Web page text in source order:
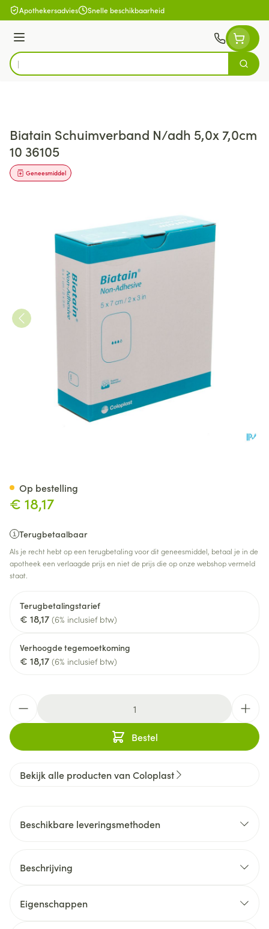
Ga naar de inhoud
Apothekersadvies Snelle beschikbaarheid
Menu
Product, merk, categorie...
Zoek
Biatain Schuimverband N/adh 5,0x 7,0cm
10 36105
Geneesmiddel
€ 18,17
Terugbetaalbaar
Als je recht hebt op een terugbetaling voor dit geneesmiddel, betaal je in de
apotheek een verlaagde prijs en niet de prijs die op onze webshop vermeld
staat.
Terugbetalingstarief
€ 18,17 (6% inclusief btw)
Verhoogde tegemoetkoming
€ 18,17 (6% inclusief btw)
Bestel
Op bestelling
Bekijk alle producten van Coloplast
Beschikbare leveringsmethoden
Beschrijving
Eigenschappen